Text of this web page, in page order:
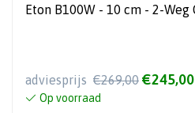
adviesprijs €269,00 €245,00
Op voorraad